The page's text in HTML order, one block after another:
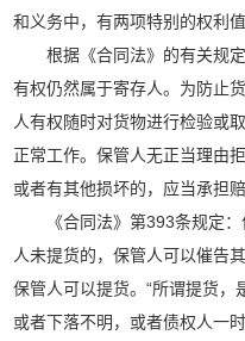
和义务中，有两项特别的权利值
根据《合同法》的有关规
有权仍然属于寄存人。为防止
人有权随时对货物进行检验或
正常工作。保管人无正当理由
或者有其他损坏的，应当承担赔
《合同法》第393条规定
人未提货的，保管人可以催告
保管人可以提货。“所谓提货，
或者下落不明，或者债权人一